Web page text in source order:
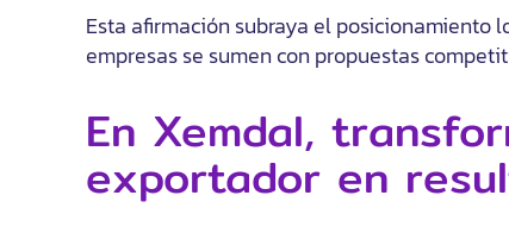
Esta afirmación subraya el posicionamiento
empresas se sumen con propuestas
En Xemdal,
exportador en